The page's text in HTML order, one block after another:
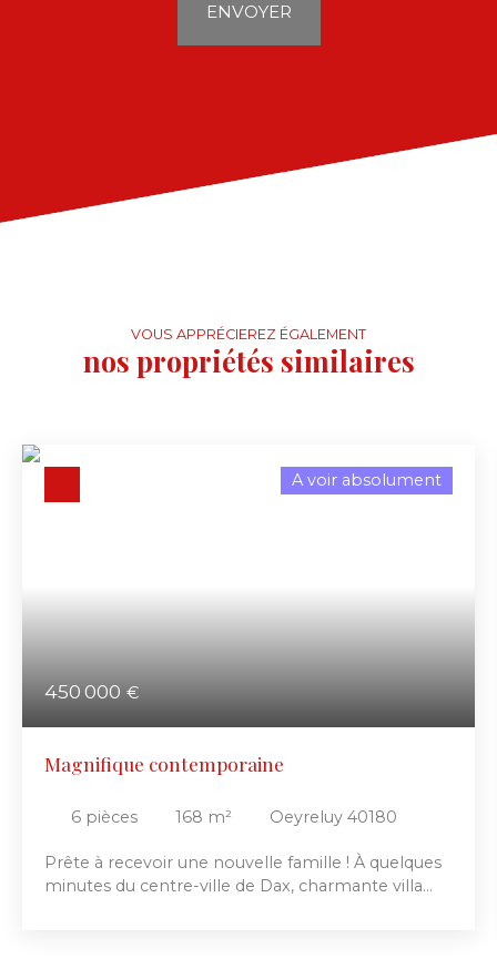
ENVOYER
VOUS APPRÉCIEREZ ÉGALEMENT
nos propriétés similaires
450 000 €
A voir absolument
Magnifique contemporaine
6 pièces 168 m² Oeyreluy 40180
Prête à recevoir une nouvelle famille ! À quelques
minutes du centre-ville de Dax, charmante villa